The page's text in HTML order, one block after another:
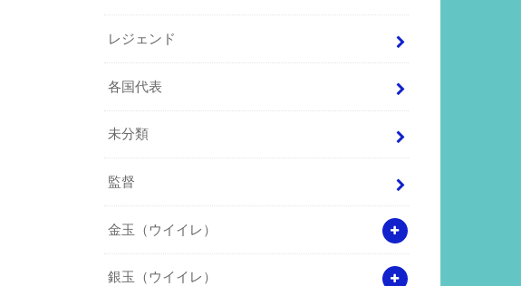
レジェンド
各国代表
未分類
監督
金玉（ウイイレ）
銀玉（ウイイレ）